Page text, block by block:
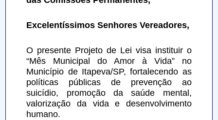
Excelentíssimos Senhores Vereadores,
O presente Projeto de Lei visa instituir o
“Mês Municipal do Amor à Vida” no
Município de Itapeva/SP, fortalecendo as
políticas públicas de prevenção ao
suicídio, promoção da saúde mental,
valorização da vida e desenvolvimento
humano.